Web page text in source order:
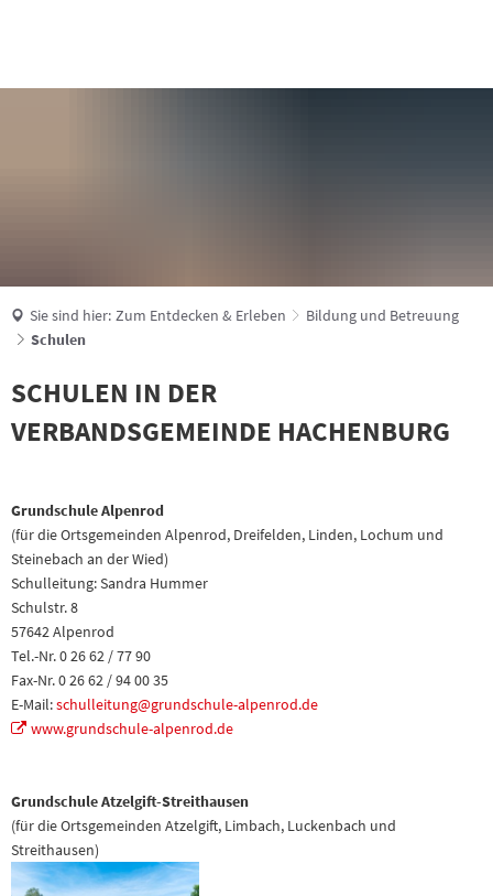
Sie sind hier: Zum Entdecken & Erleben
Bildung und Betreuung
Schulen
SCHULEN IN DER
VERBANDSGEMEINDE HACHENBURG
Grundschule Alpenrod
(für die Ortsgemeinden Alpenrod, Dreifelden, Linden, Lochum und
Steinebach an der Wied)
Schulleitung: Sandra Hummer
Schulstr. 8
57642 Alpenrod
Tel.-Nr. 0 26 62 / 77 90
Fax-Nr. 0 26 62 / 94 00 35
E-Mail:schulleitung@grundschule-alpenrod.de
www.grundschule-alpenrod.de
Grundschule Atzelgift-Streithausen
(für die Ortsgemeinden Atzelgift, Limbach, Luckenbach und
Streithausen)